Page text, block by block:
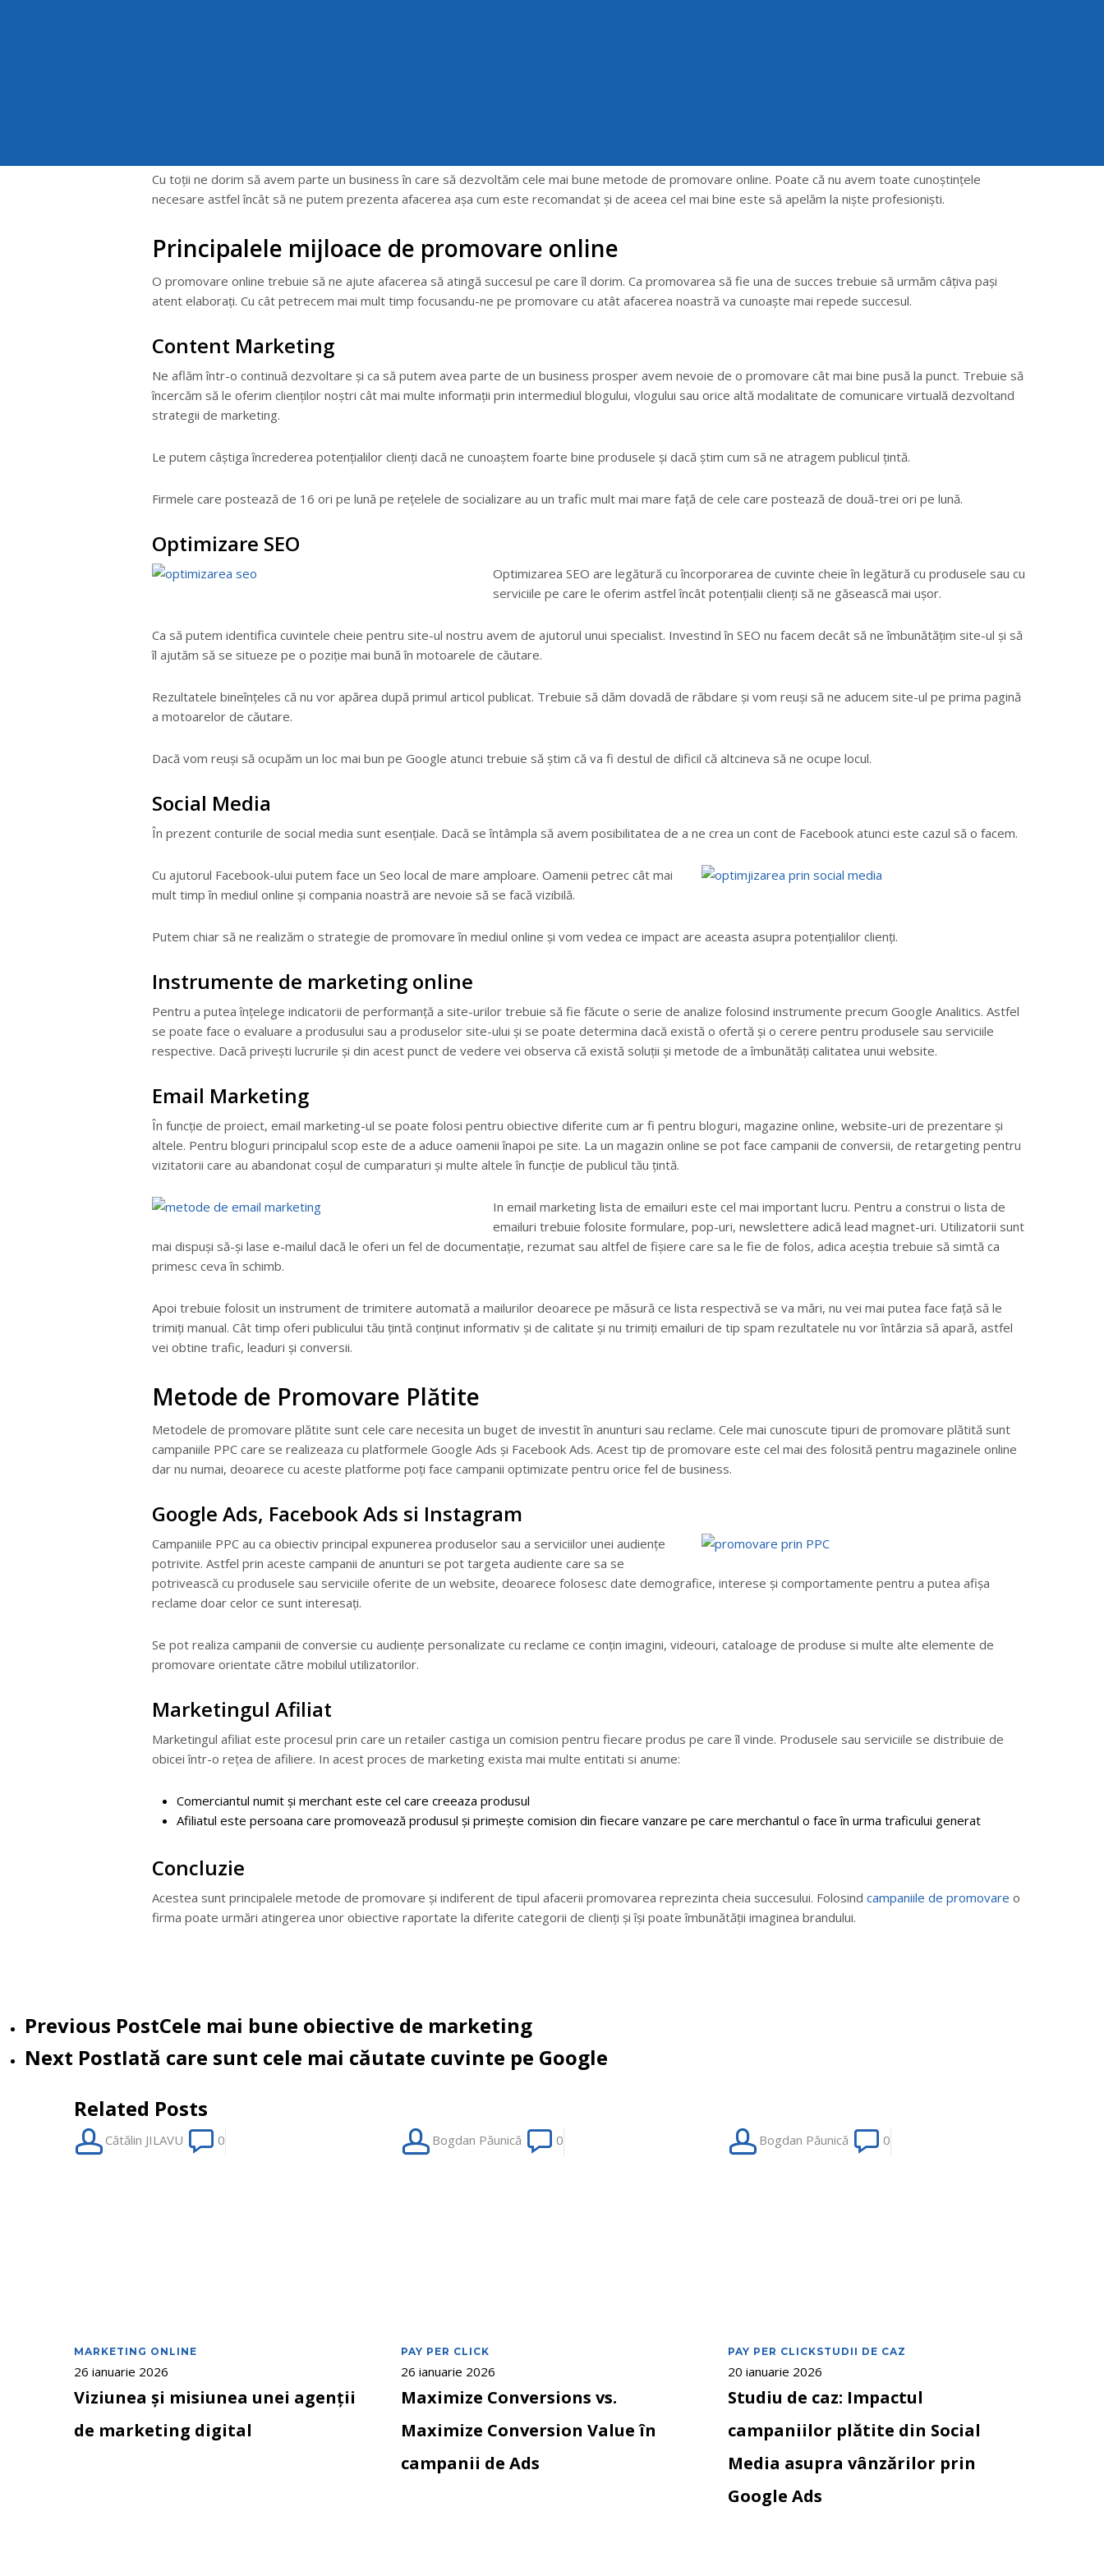
Cu toții ne dorim să avem parte un business în care să dezvoltăm cele mai bune metode de promovare online. Poate că nu avem toate cunoștințele
necesare astfel încât să ne putem prezenta afacerea așa cum este recomandat și de aceea cel mai bine este să apelăm la niște profesioniști.
Principalele mijloace de promovare online
O promovare online trebuie să ne ajute afacerea să atingă succesul pe care îl dorim. Ca promovarea să fie una de succes trebuie să urmăm câțiva pași
atent elaborați. Cu cât petrecem mai mult timp focusandu-ne pe promovare cu atât afacerea noastră va cunoaște mai repede succesul.
Content Marketing
Ne aflăm într-o continuă dezvoltare și ca să putem avea parte de un business prosper avem nevoie de o promovare cât mai bine pusă la punct. Trebuie să
încercăm să le oferim clienților noștri cât mai multe informații prin intermediul blogului, vlogului sau orice altă modalitate de comunicare virtuală dezvoltand
strategii de marketing.
Le putem câștiga încrederea potențialilor clienți dacă ne cunoaștem foarte bine produsele și dacă știm cum să ne atragem publicul țintă.
Firmele care postează de 16 ori pe lună pe rețelele de socializare au un trafic mult mai mare față de cele care postează de două-trei ori pe lună.
Optimizare SEO
Optimizarea SEO are legătură cu încorporarea de cuvinte cheie în legătură cu produsele sau cu
serviciile pe care le oferim astfel încât potențialii clienți să ne găsească mai ușor.
Ca să putem identifica cuvintele cheie pentru site-ul nostru avem de ajutorul unui specialist. Investind în SEO nu facem decât să ne îmbunătățim site-ul și să
îl ajutăm să se situeze pe o poziție mai bună în motoarele de căutare.
Rezultatele bineînțeles că nu vor apărea după primul articol publicat. Trebuie să dăm dovadă de răbdare și vom reuși să ne aducem site-ul pe prima pagină
a motoarelor de căutare.
Dacă vom reuși să ocupăm un loc mai bun pe Google atunci trebuie să știm că va fi destul de dificil că altcineva să ne ocupe locul.
Social Media
În prezent conturile de social media sunt esențiale. Dacă se întâmpla să avem posibilitatea de a ne crea un cont de Facebook atunci este cazul să o facem.
Cu ajutorul Facebook-ului putem face un Seo local de mare amploare. Oamenii petrec cât mai
mult timp în mediul online și compania noastră are nevoie să se facă vizibilă.
Putem chiar să ne realizăm o strategie de promovare în mediul online și vom vedea ce impact are aceasta asupra potențialilor clienți.
Instrumente de marketing online
Pentru a putea înțelege indicatorii de performanță a site-urilor trebuie să fie făcute o serie de analize folosind instrumente precum Google Analitics. Astfel
se poate face o evaluare a produsului sau a produselor site-ului și se poate determina dacă există o ofertă și o cerere pentru produsele sau serviciile
respective. Dacă privești lucrurile și din acest punct de vedere vei observa că există soluții și metode de a îmbunătăți calitatea unui website.
Email Marketing
În funcție de proiect, email marketing-ul se poate folosi pentru obiective diferite cum ar fi pentru bloguri, magazine online, website-uri de prezentare și
altele. Pentru bloguri principalul scop este de a aduce oamenii înapoi pe site. La un magazin online se pot face campanii de conversii, de retargeting pentru
vizitatorii care au abandonat coșul de cumparaturi și multe altele în funcție de publicul tău țintă.
In email marketing lista de emailuri este cel mai important lucru. Pentru a construi o lista de
emailuri trebuie folosite formulare, pop-uri, newslettere adică lead magnet-uri. Utilizatorii sunt
mai dispuși să-și lase e-mailul dacă le oferi un fel de documentație, rezumat sau altfel de fișiere care sa le fie de folos, adica aceștia trebuie să simtă ca
primesc ceva în schimb.
Apoi trebuie folosit un instrument de trimitere automată a mailurilor deoarece pe măsură ce lista respectivă se va mări, nu vei mai putea face față să le
trimiți manual. Cât timp oferi publicului tău țintă conținut informativ și de calitate și nu trimiți emailuri de tip spam rezultatele nu vor întârzia să apară, astfel
vei obtine trafic, leaduri și conversii.
Metode de Promovare Plătite
Metodele de promovare plătite sunt cele care necesita un buget de investit în anunturi sau reclame. Cele mai cunoscute tipuri de promovare plătită sunt
campaniile PPC care se realizeaza cu platformele Google Ads și Facebook Ads. Acest tip de promovare este cel mai des folosită pentru magazinele online
dar nu numai, deoarece cu aceste platforme poți face campanii optimizate pentru orice fel de business.
Google Ads, Facebook Ads si Instagram
Campaniile PPC au ca obiectiv principal expunerea produselor sau a serviciilor unei audiențe
potrivite. Astfel prin aceste campanii de anunturi se pot targeta audiente care sa se
potrivească cu produsele sau serviciile oferite de un website, deoarece folosesc date demografice, interese și comportamente pentru a putea afișa
reclame doar celor ce sunt interesați.
Se pot realiza campanii de conversie cu audiențe personalizate cu reclame ce conțin imagini, videouri, cataloage de produse si multe alte elemente de
promovare orientate către mobilul utilizatorilor.
Marketingul Afiliat
Marketingul afiliat este procesul prin care un retailer castiga un comision pentru fiecare produs pe care îl vinde. Produsele sau serviciile se distribuie de
obicei într-o rețea de afiliere. In acest proces de marketing exista mai multe entitati si anume:
Comerciantul numit și merchant este cel care creeaza produsul
Afiliatul este persoana care promovează produsul și primește comision din fiecare vanzare pe care merchantul o face în urma traficului generat
Concluzie
Acestea sunt principalele metode de promovare și indiferent de tipul afacerii promovarea reprezinta cheia succesului. Folosind campaniile de promovare o
firma poate urmări atingerea unor obiective raportate la diferite categorii de clienți și își poate îmbunătății imaginea brandului.
Previous PostCele mai bune obiective de marketing
Next PostIată care sunt cele mai căutate cuvinte pe Google
Related Posts
MARKETING ONLINE
Viziunea
și
26 ianuarie 2026
Viziunea și misiunea unei agenții
de marketing digital
Cătălin JILAVU 0
PAY PER CLICK
Maximize
Conversions
26 ianuarie 2026
Maximize Conversions vs.
Maximize Conversion Value în
campanii de Ads
Bogdan Păunică 0
PAY PER CLICKSTUDII DE CAZ
Studiu
de
prin
Google
Ads
20 ianuarie 2026
Studiu de caz: Impactul
campaniilor plătite din Social
Media asupra vânzărilor prin
Google Ads
Bogdan Păunică 0